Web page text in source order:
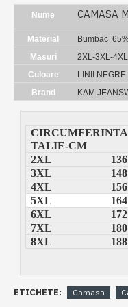
Nume CAMASA
Material
Bumbac
Masuri
2XL-3XL-
Culoare
LINII
Brand
KAM
CIRCUMFERINTA
TALIE-CM
2XL
136
3XL
148
4XL
156
5XL
164
6XL
172
7XL
180
8XL
188
ETICHETE: Camasa